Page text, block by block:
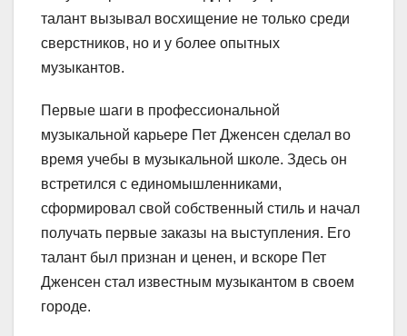
талант вызывал восхищение не только среди
сверстников, но и у более опытных
музыкантов.
Первые шаги в профессиональной
музыкальной карьере Пет Дженсен сделал во
время учебы в музыкальной школе. Здесь он
встретился с единомышленниками,
сформировал свой собственный стиль и начал
получать первые заказы на выступления. Его
талант был признан и ценен, и вскоре Пет
Дженсен стал известным музыкантом в своем
городе.